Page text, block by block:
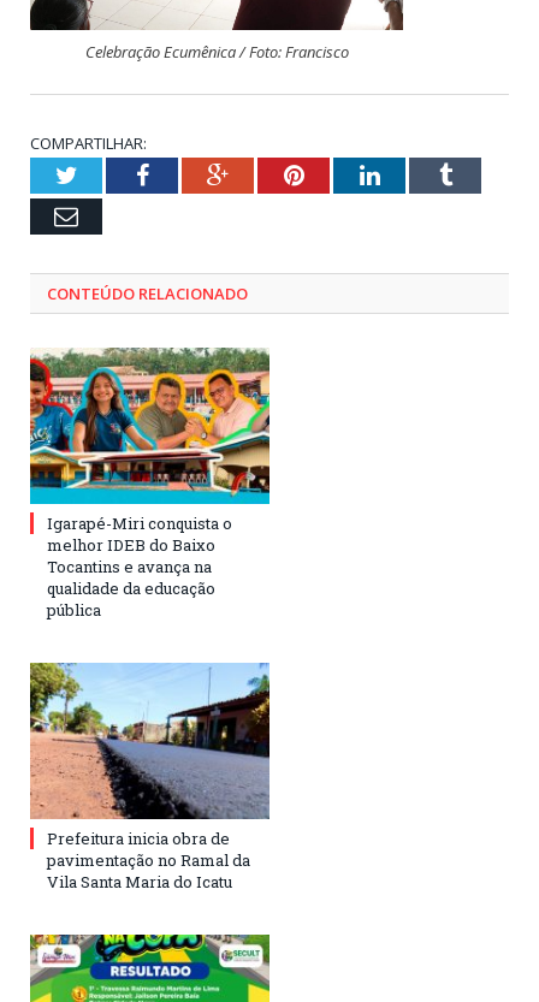
Celebração Ecumênica / Foto: Francisco
COMPARTILHAR:
TwitterFacebookGoogle+PinterestLinkedInTumblr
Email
CONTEÚDO RELACIONADO
Igarapé-Miri conquista o
melhor IDEB do Baixo
Tocantins e avança na
qualidade da educação
pública
Prefeitura inicia obra de
pavimentação no Ramal da
Vila Santa Maria do Icatu